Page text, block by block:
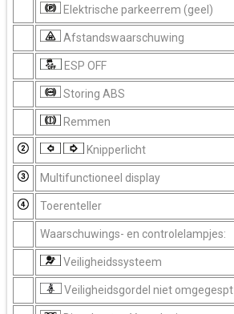
Elektrische parkeerrem (geel)
Afstandswaarschuwing
ESP OFF
Storing ABS
Remmen
Knipperlicht
Multifunctioneel display
Toerenteller
Waarschuwings- en controlelampjes:
Veiligheidssysteem
Veiligheidsgordel niet omgegespt